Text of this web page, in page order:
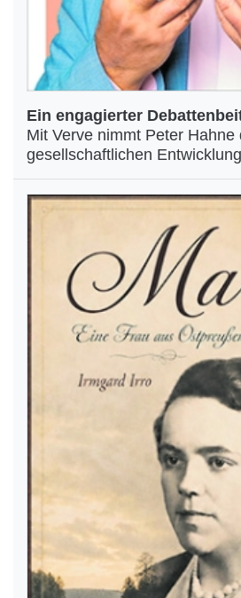
Ein engagierter
Mit Verve nimmt Peter Hahne
gesellschaftlichen